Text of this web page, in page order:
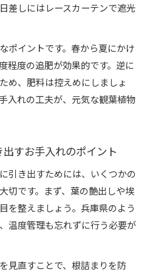
差しにはレースカーテンで遮光
ポイントです。春から夏にかけ
程度の追肥が効果的です。逆に
め、肥料は控えめにしましょ
入れの工夫が、元気な観葉植物
すお手入れのポイント
引き出すためには、いくつかの
切です。まず、葉の艶出しや埃
を整えましょう。兵庫県のよう
温度管理も忘れずに行う必要が
見直すことで、根詰まりを防